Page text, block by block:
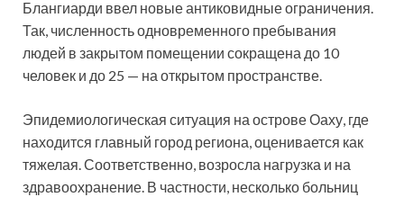
Блангиарди ввел новые антиковидные ограничения.
Так, численность одновременного пребывания
людей в закрытом помещении сокращена до 10
человек и до 25 — на открытом пространстве.
Эпидемиологическая ситуация на острове Оаху, где
находится главный город региона, оценивается как
тяжелая. Соответственно, возросла нагрузка и на
здравоохранение. В частности, несколько больниц